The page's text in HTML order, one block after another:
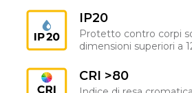
IP20
Protetto contro corpi
dimensioni superiori a
CRI >80